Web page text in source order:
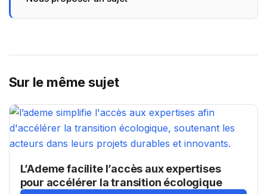
Sur le même sujet
L’Ademe facilite l’accès aux expertises
pour accélérer la transition écologique